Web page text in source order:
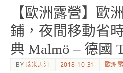
【歐洲露營】歐
鋪，夜間移動省
典 Malmö – 德國
BY 瑞米馬汀 2018-10-31 歐洲